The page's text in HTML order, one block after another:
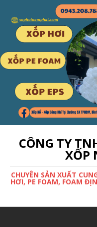
CÔNG TY
XỐP
CHUYÊN SẢN XUẤT
HƠI, PE FOAM, FOAM